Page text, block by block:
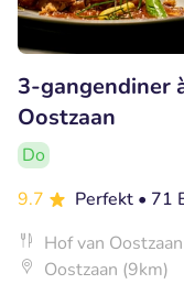
3-gangendiner
Oostzaan
Do
9.7
Perfekt • 71
Hof van Oostzaan
Oostzaan (9km)